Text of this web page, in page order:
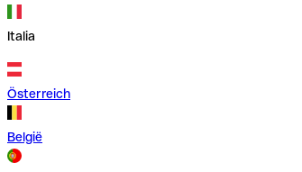
Italia
Österreich
België